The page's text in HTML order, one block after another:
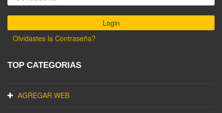
Olvidastes la Contraseña?
TOP CATEGORIAS
AGREGAR WEB